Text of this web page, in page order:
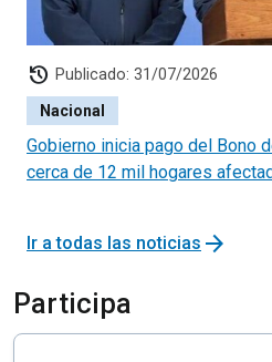
history Publicado: 31/07/2026
Nacional
Gobierno inicia pago del Bono
cerca de 12 mil hogares
Ir a todas las noticias arrow_forward
Participa